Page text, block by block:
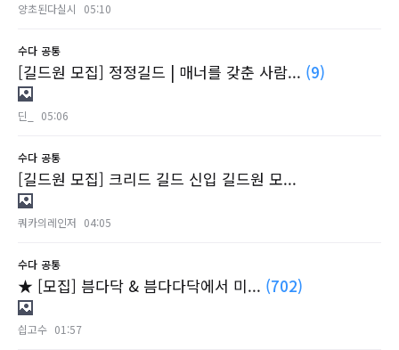
양초된다실시 05:10
수다 공통
[길드원 모집] 정정길드 | 매너를 갖춘 사람... (9)
딘_ 05:06
수다 공통
[길드원 모집] 크리드 길드 신입 길드원 모...
쿼카의레인저 04:05
수다 공통
★ [모집] 븜다닥 & 븜다다닥에서 미... (702)
싑고수 01:57